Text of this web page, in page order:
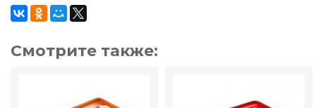
Смотрите также: